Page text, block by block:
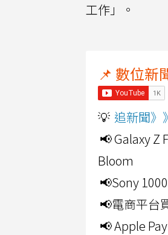
工作」。
📌 數位新
💡 追新聞》
📢 Galaxy Z
Bloom
📢Sony
📢電商平台
📢 Apple